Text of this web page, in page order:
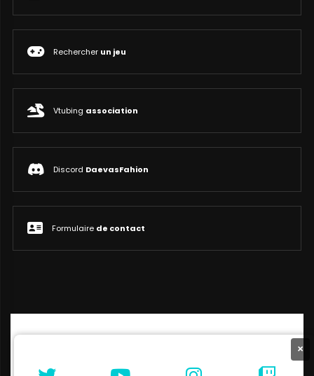
Rechercher un jeu
Vtubing association
Discord DaevasFahion
Formulaire de contact
×